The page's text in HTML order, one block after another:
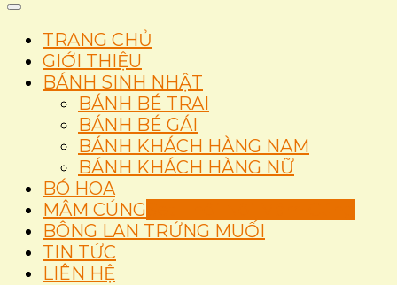
Bánh rau câu sinh nhật
Biên Hòa – Bếp Đậu
Phộng
TRANG CHỦ
GIỚI THIỆU
BÁNH SINH NHẬT
BÁNH BÉ TRAI
BÁNH BÉ GÁI
BÁNH KHÁCH HÀNG NAM
BÁNH KHÁCH HÀNG NỮ
BÓ HOA
MÂM CÚNG
BÔNG LAN TRỨNG MUỐI
TIN TỨC
LIÊN HỆ